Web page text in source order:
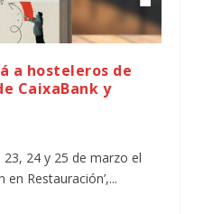
a hosteleros de
CaixaBank y
24 y 25 de marzo el
en Restauración’,...